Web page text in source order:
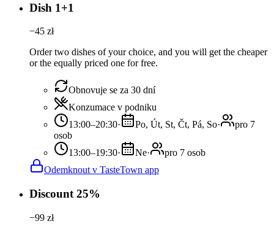
Dish 1+1
−45 zł
Order two dishes of your choice, and you will get the cheaper
or the equally priced one for free.
Obnovuje se za 30 dní
Konzumace v podniku
13:00–20:30· Po, Út, St, Čt, Pá, So·
pro 7
osob
13:00–19:30· Ne·
pro 7 osob
Odemknout v TasteTown app
Discount 25%
−99 zł